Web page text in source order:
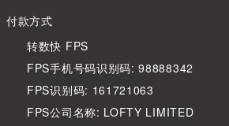
付款方式
转数快 FPS
FPS手机号码识别码: 98888342
FPS识别码: 161721063
FPS公司名称: LOFTY LIMITED